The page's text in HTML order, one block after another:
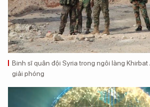
Binh sĩ quân đội Syria trong ngôi làng
giải phóng